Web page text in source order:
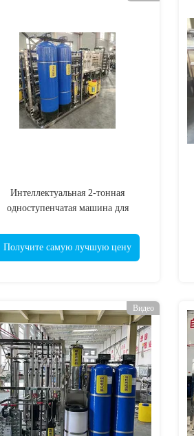
Интеллектуальная 2-тонная
одноступенчатая машина для
Получите самую лучшую цену
Видео